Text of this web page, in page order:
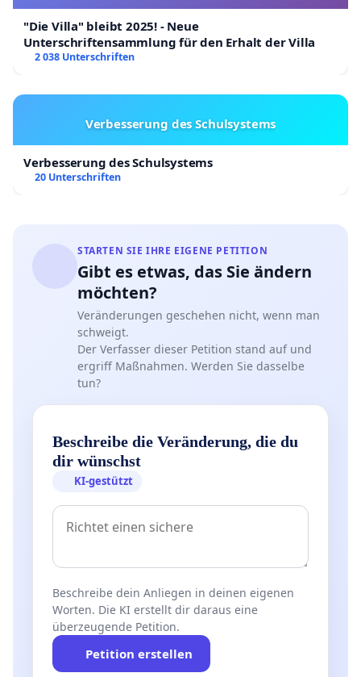
"Die Villa" bleibt 2025! - Neue
Unterschriftensammlung für den Erhalt der Villa
2 038 Unterschriften
Verbesserung des Schulsystems
Verbesserung des Schulsystems
20 Unterschriften
STARTEN SIE IHRE EIGENE PETITION
Gibt es etwas, das Sie ändern
möchten?
Veränderungen geschehen nicht, wenn man
schweigt.
Der Verfasser dieser Petition stand auf und
ergriff Maßnahmen. Werden Sie dasselbe
tun?
Beschreibe die Veränderung, die du
dir wünschst
KI-gestützt
Beschreibe dein Anliegen in deinen eigenen
Worten. Die KI erstellt dir daraus eine
überzeugende Petition.
Petition erstellen